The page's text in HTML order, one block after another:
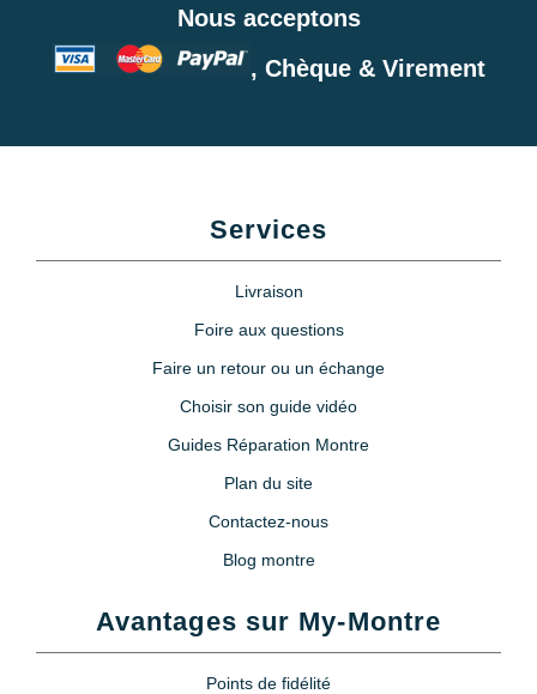
Nous acceptons
, Chèque & Virement
Services
Livraison
Foire aux questions
Faire un retour ou un échange
Choisir son guide vidéo
Guides Réparation Montre
Plan du site
Contactez-nous
Blog montre
Avantages sur My-Montre
Points de fidélité